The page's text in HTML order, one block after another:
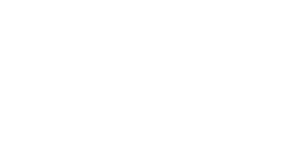
LUKA
DES